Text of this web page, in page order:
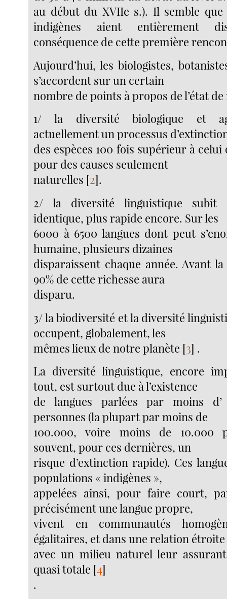
au début du XVIIe s.). Il semble que
indigènes aient entièrement
conséquence de cette première
Aujourd’hui, les biologistes,
s’accordent sur un certain
nombre de points à propos de l’état
1/ la diversité biologique et
actuellement un processus
des espèces 100 fois supérieur à
pour des causes seulement
naturelles [2].
2/ la diversité linguistique subit
identique, plus rapide encore. Sur les
6000 à 6500 langues dont peut
humaine, plusieurs dizaines
disparaissent chaque année. Avant
90% de cette richesse aura
disparu.
3/ la biodiversité et la diversité
occupent, globalement, les
mêmes lieux de notre planète [3] .
La diversité linguistique, encore
tout, est surtout due à l’existence
de langues parlées par moins
personnes (la plupart par moins de
100.000, voire moins de 10.000
souvent, pour ces dernières, un
risque d’extinction rapide). Ces
populations « indigènes »,
appelées ainsi, pour faire court,
précisément une langue propre,
vivent en communautés
égalitaires, et dans une relation étroite
avec un milieu naturel leur
quasi totale [4]
.